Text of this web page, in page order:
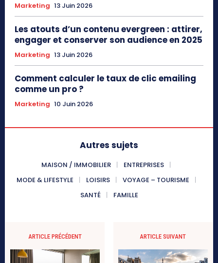
Marketing 13 Juin 2026
Les atouts d’un contenu evergreen : attirer,
engager et conserver son audience en 2025
Marketing 13 Juin 2026
Comment calculer le taux de clic emailing
comme un pro ?
Marketing 10 Juin 2026
Autres sujets
MAISON / IMMOBILIER
ENTREPRISES
MODE & LIFESTYLE
LOISIRS
VOYAGE – TOURISME
SANTÉ
FAMILLE
ARTICLE PRÉCÉDENT ARTICLE SUIVANT